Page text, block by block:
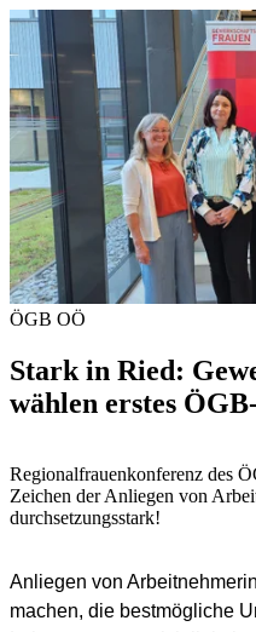
ÖGB OÖ
Stark in Ried:
wählen erstes
Regionalfrauenkonferenz des
Zeichen der Anliegen von
durchsetzungsstark!
Anliegen von
machen, die bestmögliche